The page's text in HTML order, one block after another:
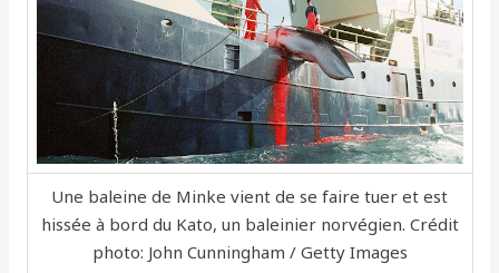
Une baleine de Minke vient de se faire tuer et est
hissée à bord du Kato, un baleinier norvégien. Crédit
photo: John Cunningham / Getty Images